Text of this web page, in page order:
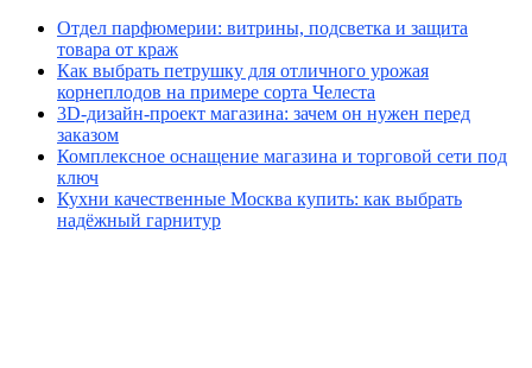
Отдел парфюмерии: витрины, подсветка и защита
товара от краж
Как выбрать петрушку для отличного урожая
корнеплодов на примере сорта Челеста
3D-дизайн-проект магазина: зачем он нужен перед
заказом
Комплексное оснащение магазина и торговой сети под
ключ
Кухни качественные Москва купить: как выбрать
надёжный гарнитур